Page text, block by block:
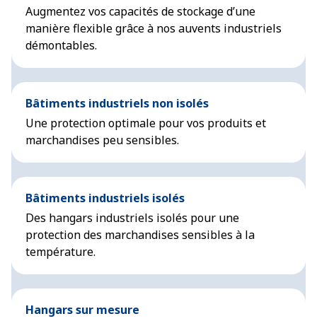
Augmentez vos capacités de stockage d’une
manière flexible grâce à nos auvents industriels
démontables.
Bâtiments industriels non isolés
Une protection optimale pour vos produits et
marchandises peu sensibles.
Bâtiments industriels isolés
Des hangars industriels isolés pour une
protection des marchandises sensibles à la
température.
Hangars sur mesure